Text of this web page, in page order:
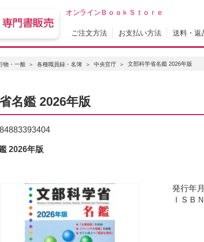
オンラインＢｏｏｋＳｔｏｒｅ
ご注文方法 お支払い方法 送料・返
物・一般 各種職員録・名簿 中央官庁 文部科学省名鑑 2026年版
名鑑 2026年版
2026年版
発行年
ＩＳＢ